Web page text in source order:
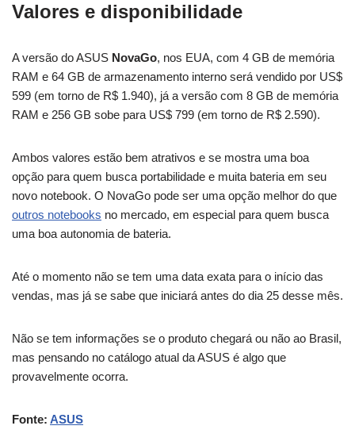
Valores e disponibilidade
A versão do ASUS NovaGo, nos EUA, com 4 GB de memória
RAM e 64 GB de armazenamento interno será vendido por US$
599 (em torno de R$ 1.940), já a versão com 8 GB de memória
RAM e 256 GB sobe para US$ 799 (em torno de R$ 2.590).
Ambos valores estão bem atrativos e se mostra uma boa
opção para quem busca portabilidade e muita bateria em seu
novo notebook. O NovaGo pode ser uma opção melhor do que
outros notebooks no mercado, em especial para quem busca
uma boa autonomia de bateria.
Até o momento não se tem uma data exata para o início das
vendas, mas já se sabe que iniciará antes do dia 25 desse mês.
Não se tem informações se o produto chegará ou não ao Brasil,
mas pensando no catálogo atual da ASUS é algo que
provavelmente ocorra.
Fonte: ASUS